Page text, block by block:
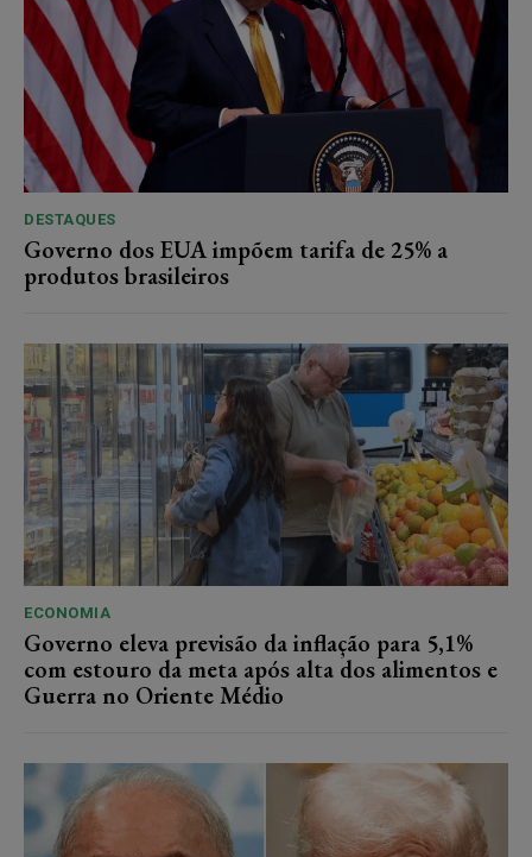
DESTAQUES
Governo dos EUA impõem tarifa de 25% a
produtos brasileiros
ECONOMIA
Governo eleva previsão da inflação para 5,1%
com estouro da meta após alta dos alimentos e
Guerra no Oriente Médio